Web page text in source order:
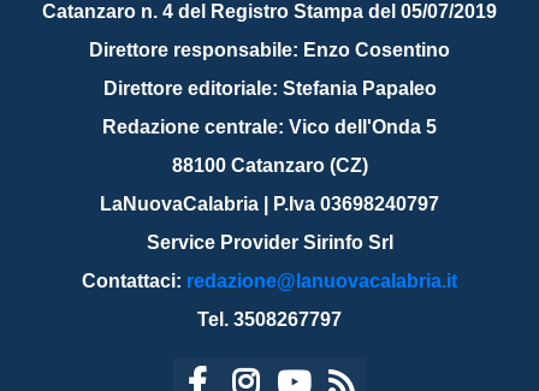
Catanzaro n. 4 del Registro Stampa del 05/07/2019
Direttore responsabile: Enzo Cosentino
Direttore editoriale: Stefania Papaleo
Redazione centrale: Vico dell'Onda 5
88100 Catanzaro (CZ)
LaNuovaCalabria | P.Iva 03698240797
Service Provider Sirinfo Srl
Contattaci: redazione@lanuovacalabria.it
Tel. 3508267797